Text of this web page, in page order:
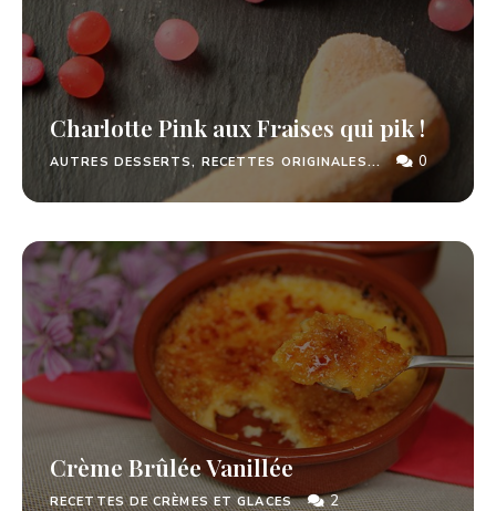
Charlotte Pink aux Fraises qui pik !
AUTRES DESSERTS, RECETTES ORIGINALES... 0
Crème Brûlée Vanillée
RECETTES DE CRÈMES ET GLACES 2